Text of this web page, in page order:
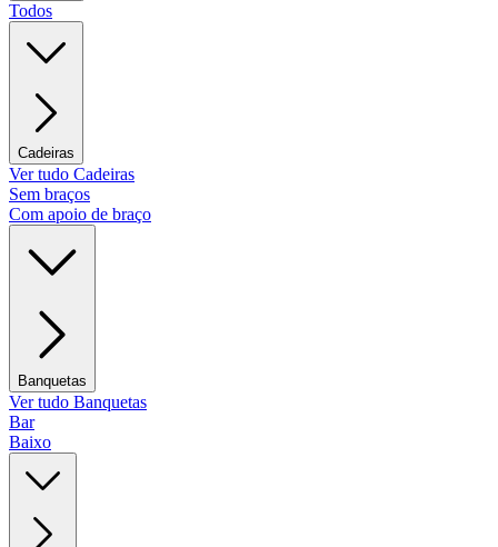
Todos
Cadeiras
Ver tudo Cadeiras
Sem braços
Com apoio de braço
Banquetas
Ver tudo Banquetas
Bar
Baixo